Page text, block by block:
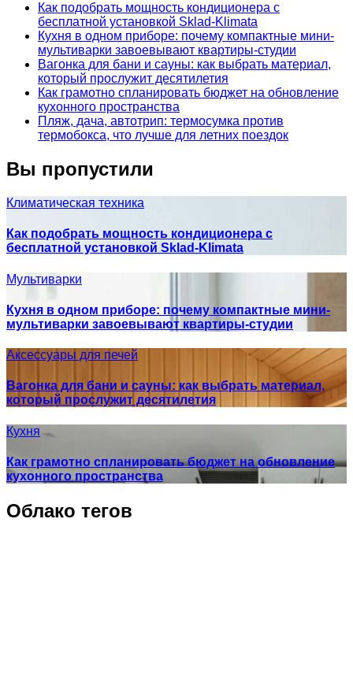
Как подобрать мощность кондиционера с
бесплатной установкой Sklad-Klimata
Кухня в одном приборе: почему компактные мини-
мультиварки завоевывают квартиры-студии
Вагонка для бани и сауны: как выбрать материал,
который прослужит десятилетия
Как грамотно спланировать бюджет на обновление
кухонного пространства
Пляж, дача, автотрип: термосумка против
термобокса, что лучше для летних поездок
Вы пропустили
Климатическая техника
Как подобрать мощность кондиционера с
бесплатной установкой Sklad-Klimata
Мультиварки
Кухня в одном приборе: почему компактные мини-
мультиварки завоевывают квартиры-студии
Аксессуары для печей
Вагонка для бани и сауны: как выбрать материал,
который прослужит десятилетия
Кухня
Как грамотно спланировать бюджет на обновление
кухонного пространства
Облако тегов